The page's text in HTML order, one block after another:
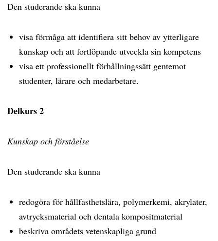
Den studerande ska kunna
visa förmåga att identifiera sitt behov av ytterligare
kunskap och att fortlöpande utveckla sin kompetens
visa ett professionellt förhållningssätt gentemot
studenter, lärare och medarbetare.
Delkurs 2
Kunskap och förståelse
Den studerande ska kunna
redogöra för hållfasthetslära, polymerkemi, akrylater,
avtrycksmaterial och dentala kompositmaterial
beskriva områdets vetenskapliga grund